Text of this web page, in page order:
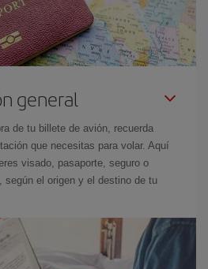
general
de tu billete de avión, recuerda
que necesitas para volar. Aquí
visado, pasaporte, seguro o
según el origen y el destino de tu